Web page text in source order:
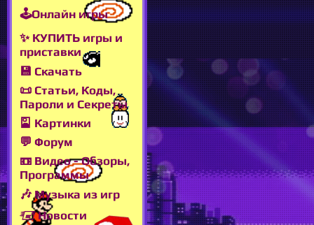
🕹Онлайн игры
✨ КУПИТЬ игры и
приставки
💾 Скачать
📜 Статьи, Коды,
Пароли и Секреты
🎴 Картинки
💬 Форум
📼 Видео - Обзоры,
Программы
🎶 Музыка из игр
🖅 Новости